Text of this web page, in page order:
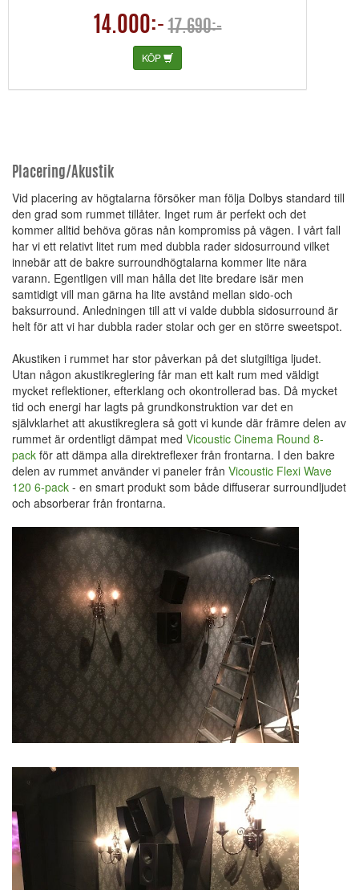
14.000:- 17.690:-
KÖP
Placering/Akustik
Vid placering av högtalarna försöker man följa Dolbys standard till
den grad som rummet tillåter. Inget rum är perfekt och det
kommer alltid behöva göras nån kompromiss på vägen. I vårt fall
har vi ett relativt litet rum med dubbla rader sidosurround vilket
innebär att de bakre surroundhögtalarna kommer lite nära
varann. Egentligen vill man hålla det lite bredare isär men
samtidigt vill man gärna ha lite avstånd mellan sido-och
baksurround. Anledningen till att vi valde dubbla sidosurround är
helt för att vi har dubbla rader stolar och ger en större sweetspot.
Akustiken i rummet har stor påverkan på det slutgiltiga ljudet.
Utan någon akustikreglering får man ett kalt rum med väldigt
mycket reflektioner, efterklang och okontrollerad bas. Då mycket
tid och energi har lagts på grundkonstruktion var det en
självklarhet att akustikreglera så gott vi kunde där främre delen av
rummet är ordentligt dämpat med Vicoustic Cinema Round 8-
pack för att dämpa alla direktreflexer från frontarna. I den bakre
delen av rummet använder vi paneler från Vicoustic Flexi Wave
120 6-pack - en smart produkt som både diffuserar surroundljudet
och absorberar från frontarna.